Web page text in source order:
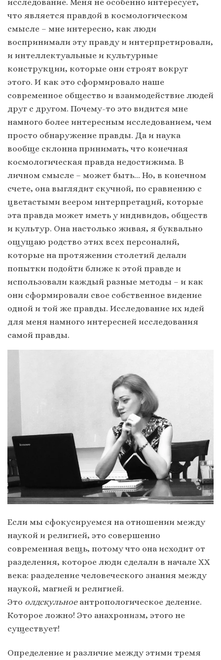
что является правдой в космологическом
смысле – мне интересно, как люди
воспринимали эту правду и интерпретировали,
и интеллектуальные и культурные
конструкции, которые они строят вокруг
этого. И как это сформировало наше
современное общество и взаимодействие людей
друг с другом. Почему-то это видится мне
намного более интересным исследованием, чем
просто обнаружение правды. Да и наука
вообще склонна принимать, что конечная
космологическая правда недостижима. В
личном смысле – может быть… Но, в конечном
счете, она выглядит скучной, по сравнению с
цветастыми веером интерпретаций, которые
эта правда может иметь у индивидов, обществ
и культур. Она настолько живая, я буквально
ощущаю родство этих всех персоналий,
которые на протяжении столетий делали
попытки подойти ближе к этой правде и
использовали каждый разные методы – и как
они сформировали свое собственное видение
одной и той же правды. Исследование их идей
для меня намного интересней исследования
самой правды.
Если мы сфокусируемся на отношении между
наукой и религией, это совершенно
современная вещь, потому что она исходит от
разделения, которое люди сделали в начале ХХ
века: разделение человеческого знания между
наукой, магией и религией.
Это олдскульное антропологическое деление.
Которое ложно! Это анахронизм, этого не
существует!
Определение и различие между этими тремя